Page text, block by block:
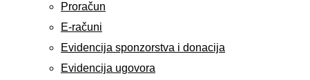
Proračun
E-računi
Evidencija sponzorstva i donacija
Evidencija ugovora